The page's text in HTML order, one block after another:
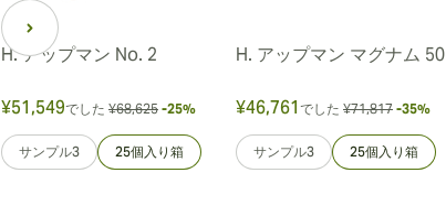
H. アップマン No. 2
¥51,549でした ¥68,625 -25%
サンプル3 25個入り箱
H. アップマン マグナム 50
¥46,761 でした ¥71,817 -35%
サンプル3 25個入り箱